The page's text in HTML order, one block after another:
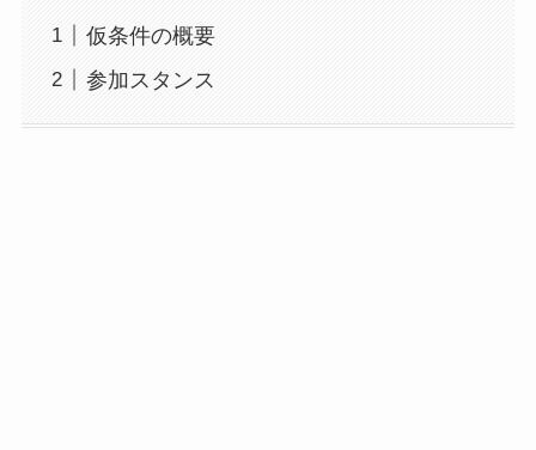
仮条件の概要
参加スタンス